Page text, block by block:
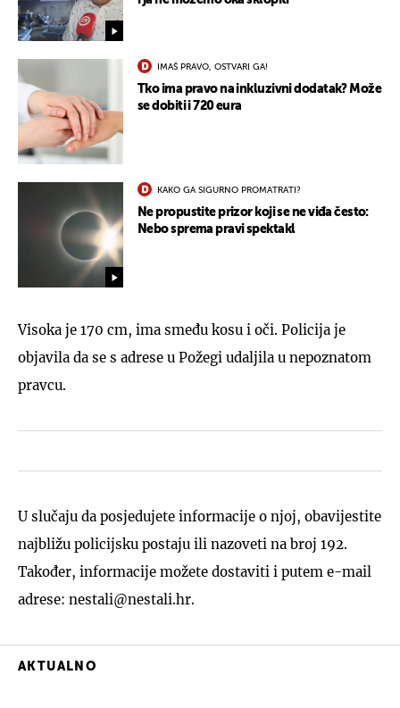
IMAŠ PRAVO, OSTVARI GA!
Tko ima pravo na inkluzivni dodatak? Može
se dobiti i 720 eura
KAKO GA SIGURNO PROMATRATI?
Ne propustite prizor koji se ne viđa često:
Nebo sprema pravi spektakl
Visoka je 170 cm, ima smeđu kosu i oči. Policija je
objavila da se s adrese u Požegi udaljila u nepoznatom
pravcu.
U slučaju da posjedujete informacije o njoj, obavijestite
najbližu policijsku postaju ili nazoveti na broj 192.
Također, informacije možete dostaviti i putem e-mail
adrese: nestali@nestali.hr.
AKTUALNO